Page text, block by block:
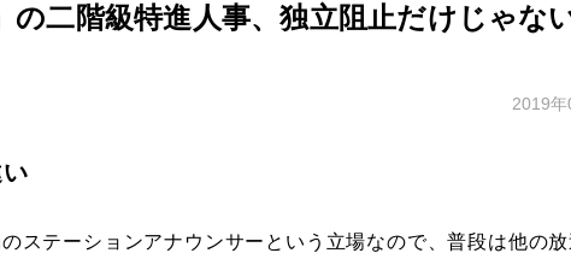
の二階級特進人事、独立阻止だけじゃな
2019年
のステーションアナウンサーという立場なので、普段は他の